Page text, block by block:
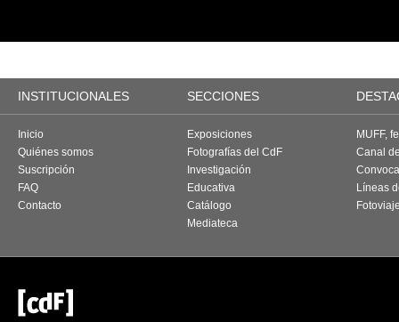
INSTITUCIONALES SECCIONES
Inicio
Quiénes somos
Suscripción
FAQ
Contacto
Exposiciones
Fotografías del CdF
Investigación
Educativa
Catálogo
Mediateca
MUFF,
Canal
Líneas